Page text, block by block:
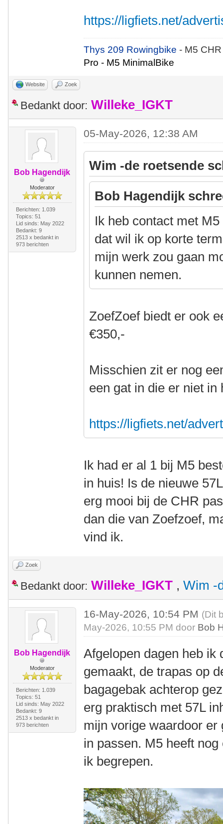
https://ligfiets.net/
Thys 209 Rowingbike- M5
Pro - M5 MinimalBike
Website Zoek
Bedankt door: Willeke_IGKT
Bob Hagendijk
Moderator
Berichten: 1.039
Topics: 51
Lid sinds: May 2022
Bedankt: 9
2513 x bedankt in
973 berichten
05-May-2026, 12:38 AM
Wim -de roetsende
Bob Hagendijk
Ik heb contact met
dat wil ik op korte
mijn werk zou gaan
kunnen nemen.
ZoefZoef biedt er ook
€350,-
Misschien zit er nog
een gat in die er niet
https://ligfiets.net/
Ik had er al 1 bij M5
in huis! Is de nieuwe
erg mooi bij de CHR
dan die van Zoefzoef,
vind ik.
Zoek
Bedankt door: Willeke_IGKT , Wim -
Bob Hagendijk
Moderator
Berichten: 1.039
Topics: 51
Lid sinds: May 2022
Bedankt: 9
2513 x bedankt in
973 berichten
16-May-2026, 10:54 PM (Dit
May-2026, 10:55 PM door Bob
Afgelopen dagen heb ik
gemaakt, de trapas op
bagagebak achterop
erg praktisch met 57L
mijn vorige waardoor
in passen. M5 heeft
ik begrepen.